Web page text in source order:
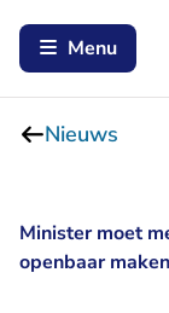
Menu
Nieuws
Minister moet
openbaar maken